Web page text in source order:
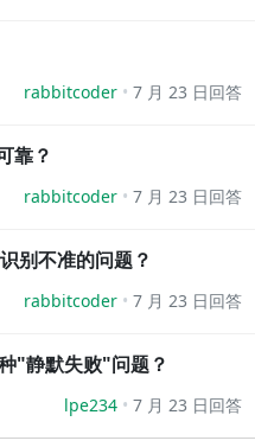
rabbitcoder 7 月 23 日回答
靠？
rabbitcoder 7 月 23 日回答
别不准的问题？
rabbitcoder 7 月 23 日回答
"静默失败"问题？
lpe234 7 月 23 日回答